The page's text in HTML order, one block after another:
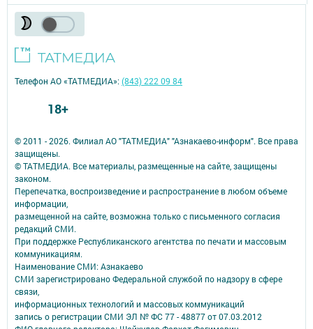
© 2011 - 2026. Филиал АО "ТАТМЕДИА" "Азнакаево-информ". Все права
защищены.
© ТАТМЕДИА. Все материалы, размещенные на сайте, защищены
законом.
Перепечатка, воспроизведение и распространение в любом объеме
информации,
размещенной на сайте, возможна только с письменного согласия
редакций СМИ.
При поддержке Республиканского агентства по печати и массовым
коммуникациям.
Наименование СМИ: Азнакаево
СМИ зарегистрировано Федеральной службой по надзору в сфере
связи,
информационных технологий и массовых коммуникаций
запись о регистрации СМИ ЭЛ № ФС 77 - 48877 от 07.03.2012
Телефон АО «ТАТМЕДИА»:(843) 222 09 84
18+